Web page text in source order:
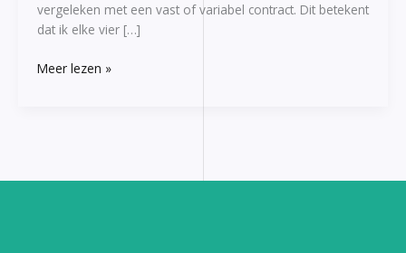
vergeleken met een vast of variabel contract. Dit betekent
dat ik elke vier […]
Meer lezen »